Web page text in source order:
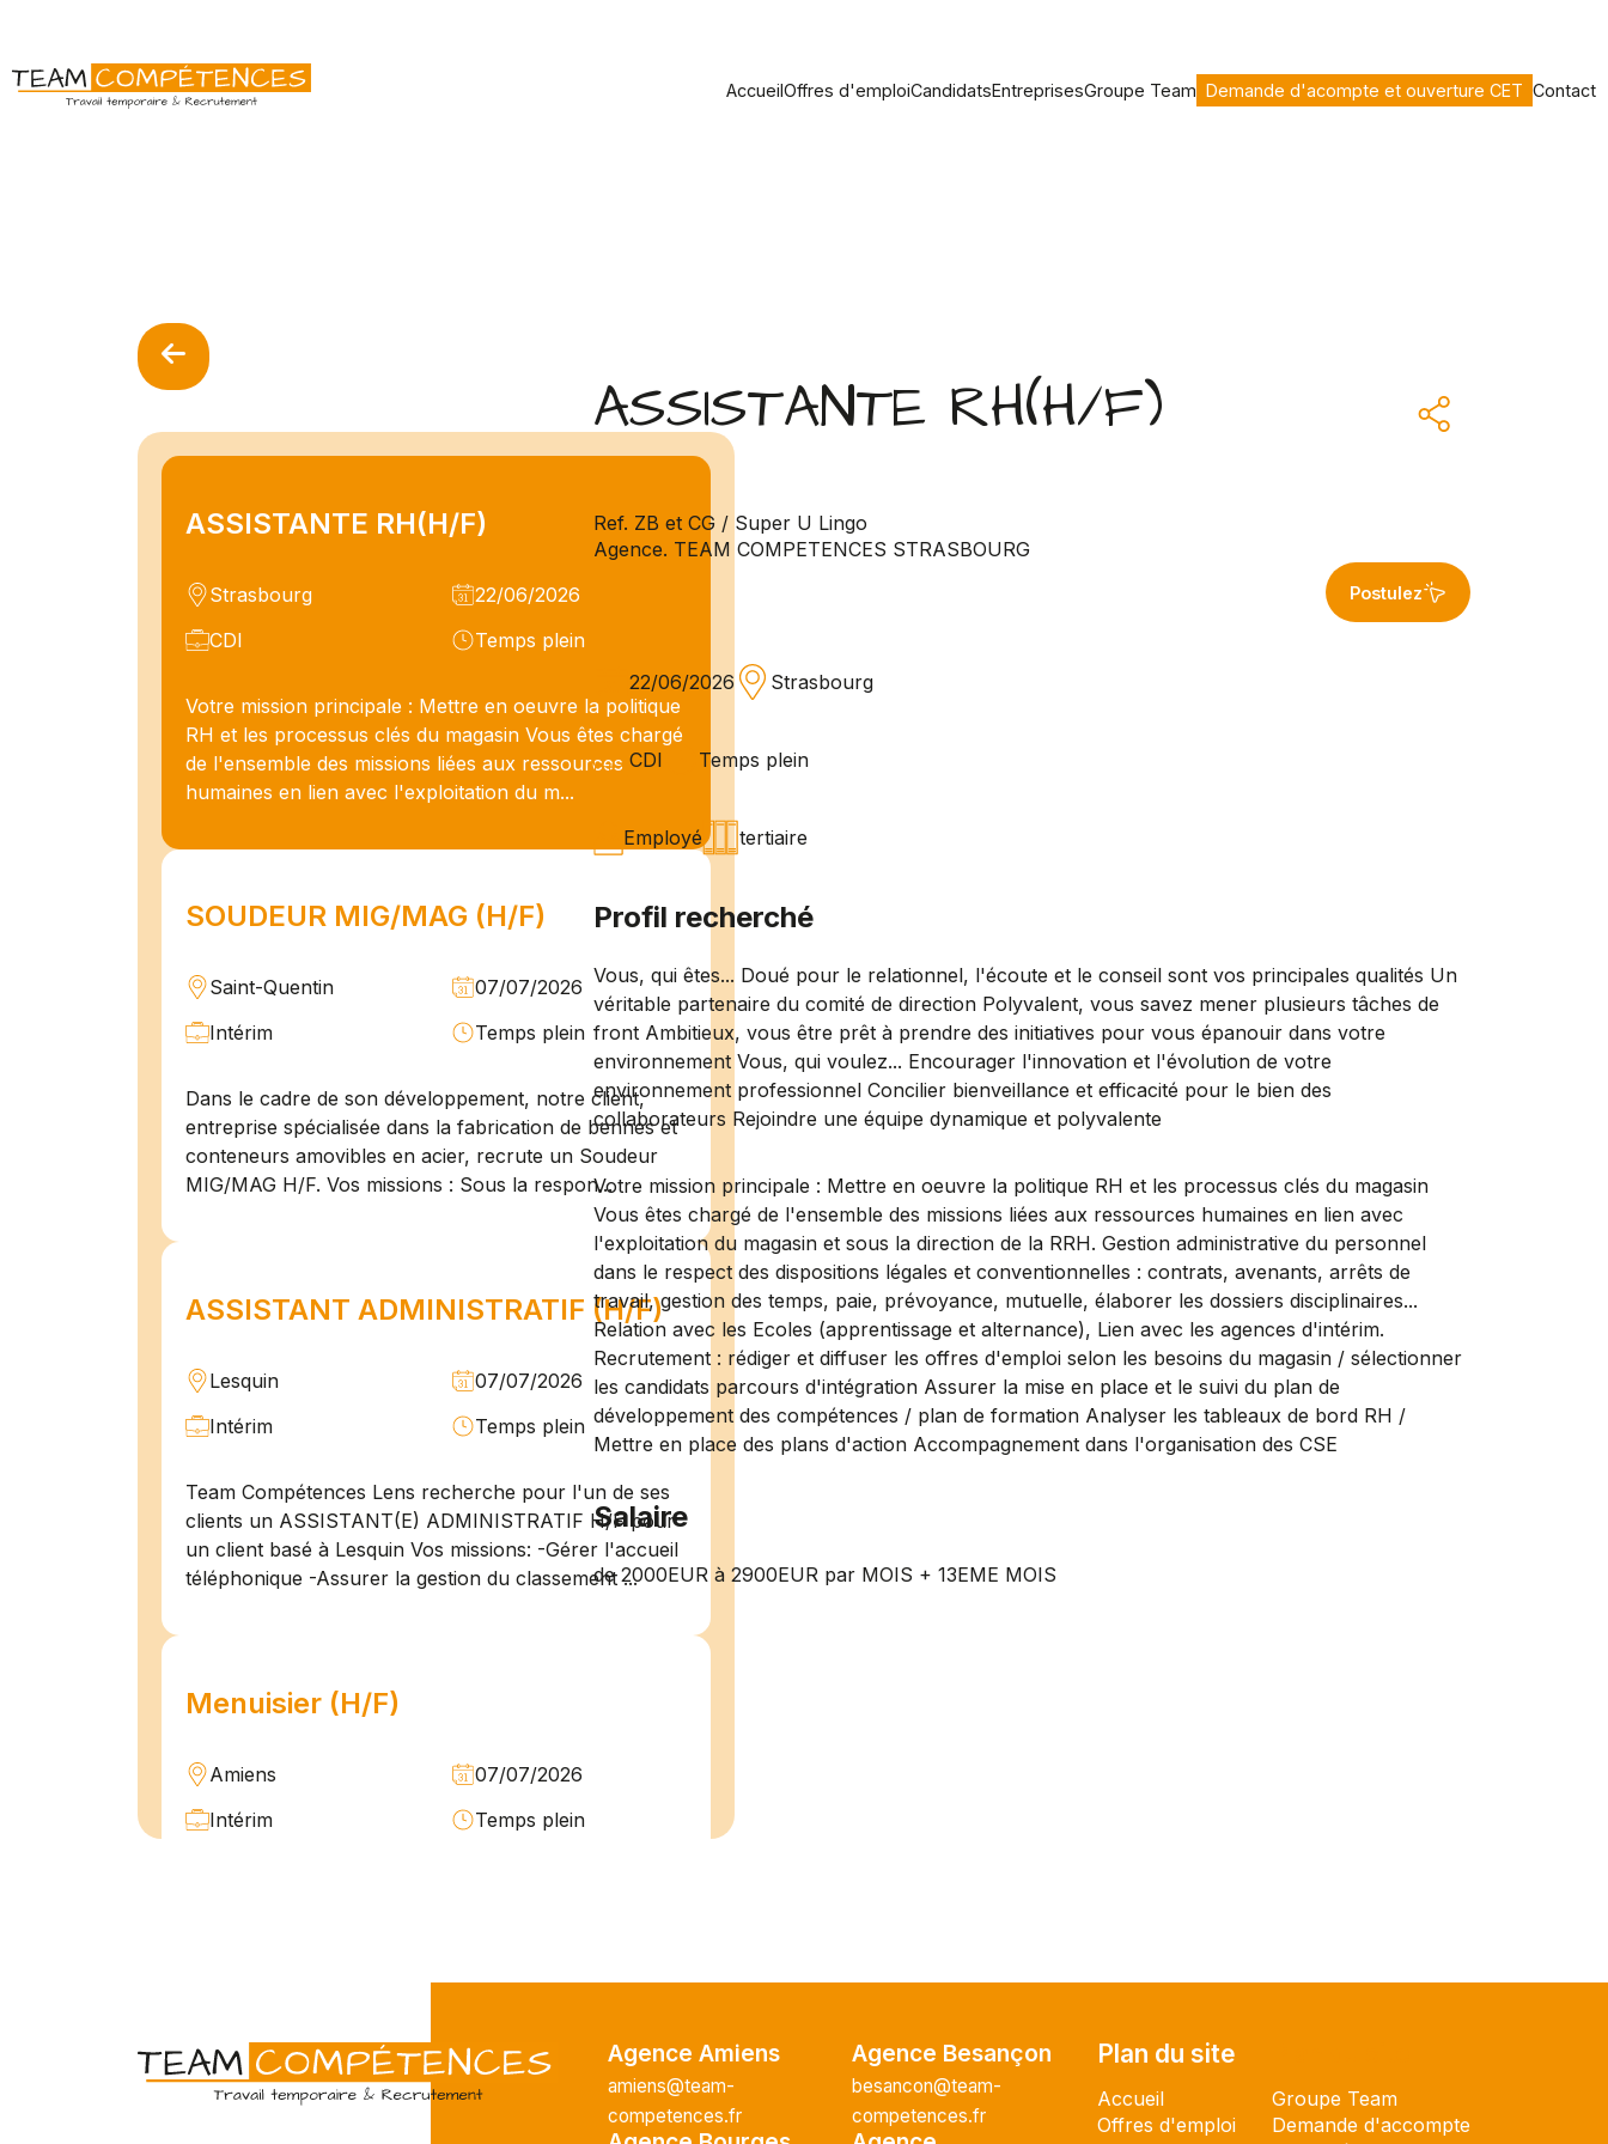
AccueilOffres d'emploiCandidatsEntreprisesGroupe Team Demande d'acompte et ouverture CET Contact
ASSISTANTE RH(H/F)
Strasbourg
22/06/2026
CDI
Temps plein
Votre mission principale : Mettre en oeuvre la politique
RH et les processus clés du magasin Vous êtes chargé
de l'ensemble des missions liées aux ressources
humaines en lien avec l'exploitation du m...
SOUDEUR MIG/MAG (H/F)
Saint-Quentin
07/07/2026
Intérim
Temps plein
Dans le cadre de son développement, notre client,
entreprise spécialisée dans la fabrication de bennes et
conteneurs amovibles en acier, recrute un Soudeur
MIG/MAG H/F. Vos missions : Sous la respon...
ASSISTANT ADMINISTRATIF (H/F)
Lesquin
07/07/2026
Intérim
Temps plein
Team Compétences Lens recherche pour l'un de ses
clients un ASSISTANT(E) ADMINISTRATIF H/F pour
un client basé à Lesquin Vos missions: -Gérer l'accueil
téléphonique -Assurer la gestion du classement ...
Menuisier (H/F)
Amiens
07/07/2026
Intérim
Temps plein
Technicien de maintenance H/F
ASSISTANTE RH(H/F)
Ref. ZB et CG / Super U Lingo
Agence. TEAM COMPETENCES STRASBOURG
Postulez
22/06/2026 Strasbourg
CDI Temps plein
Employé tertiaire
Profil recherché
Vous, qui êtes... Doué pour le relationnel, l'écoute et le conseil sont vos principales qualités Un
véritable partenaire du comité de direction Polyvalent, vous savez mener plusieurs tâches de
front Ambitieux, vous être prêt à prendre des initiatives pour vous épanouir dans votre
environnement Vous, qui voulez... Encourager l'innovation et l'évolution de votre
environnement professionnel Concilier bienveillance et efficacité pour le bien des
collaborateurs Rejoindre une équipe dynamique et polyvalente
Votre mission principale : Mettre en oeuvre la politique RH et les processus clés du magasin
Vous êtes chargé de l'ensemble des missions liées aux ressources humaines en lien avec
l'exploitation du magasin et sous la direction de la RRH. Gestion administrative du personnel
dans le respect des dispositions légales et conventionnelles : contrats, avenants, arrêts de
travail, gestion des temps, paie, prévoyance, mutuelle, élaborer les dossiers disciplinaires...
Relation avec les Ecoles (apprentissage et alternance), Lien avec les agences d'intérim.
Recrutement : rédiger et diffuser les offres d'emploi selon les besoins du magasin / sélectionner
les candidats parcours d'intégration Assurer la mise en place et le suivi du plan de
développement des compétences / plan de formation Analyser les tableaux de bord RH /
Mettre en place des plans d'action Accompagnement dans l'organisation des CSE
Salaire
de 2000EUR à 2900EUR par MOIS + 13EME MOIS
Agence Amiens
amiens@team-
competences.fr
Agence Besançon
besancon@team-
competences.fr
Plan du site
Accueil
Offres d'emploi
Groupe Team
Demande d'accompte